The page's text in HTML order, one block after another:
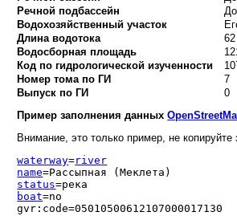
Речной подбассейн
Водохозяйственный участок
Длина водотока
Водосборная площадь
Код по гидрологической изученности
Номер тома по ГИ
7
Выпуск по ГИ
0
Пример заполнения данных
Внимание, это только пример, не
waterway=river
name=Рассыпная (Меклета)
status=река
boat=no
gvr:code=05010500612107000017130